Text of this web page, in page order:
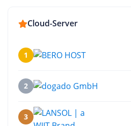
Cloud-Server
1
2
3